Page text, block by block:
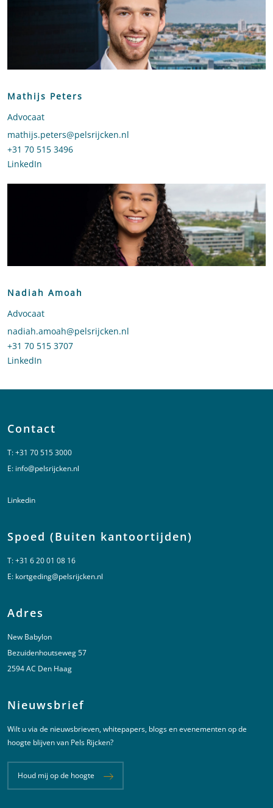
Mathijs Peters
Advocaat
Stuur een e-mail naar Mathijs Peters
mathijs.peters@pelsrijcken.nl
Bel naar Mathijs Peters
+31 70 515 3496
LinkedIn
Nadiah Amoah
Advocaat
Stuur een e-mail naar Nadiah Amoah
nadiah.amoah@pelsrijcken.nl
Bel naar Nadiah Amoah
+31 70 515 3707
LinkedIn
Contact
T:+31 70 515 3000
E: info@pelsrijcken.nl
Linkedin
Spoed (Buiten kantoortijden)
T:+31 6 20 01 08 16
E: kortgeding@pelsrijcken.nl
Adres
New Babylon
Bezuidenhoutseweg 57
2594 AC Den Haag
Nieuwsbrief
Wilt u via de nieuwsbrieven, whitepapers, blogs en evenementen op de
hoogte blijven van Pels Rijcken?
Houd mij op de hoogte